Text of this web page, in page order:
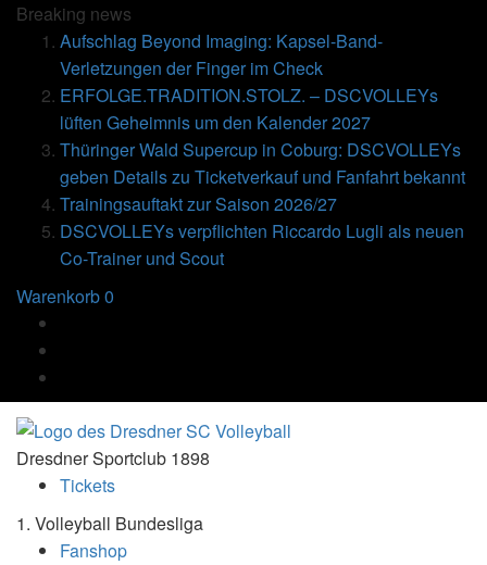
Breaking news
Aufschlag Beyond Imaging: Kapsel-Band-
Verletzungen der Finger im Check
ERFOLGE.TRADITION.STOLZ. – DSCVOLLEYs
lüften Geheimnis um den Kalender 2027
Thüringer Wald Supercup in Coburg: DSCVOLLEYs
geben Details zu Ticketverkauf und Fanfahrt bekannt
Trainingsauftakt zur Saison 2026/27
DSCVOLLEYs verpflichten Riccardo Lugli als neuen
Co-Trainer und Scout
Warenkorb0
Dresdner Sportclub 1898
Tickets
1. Volleyball Bundesliga
Fanshop